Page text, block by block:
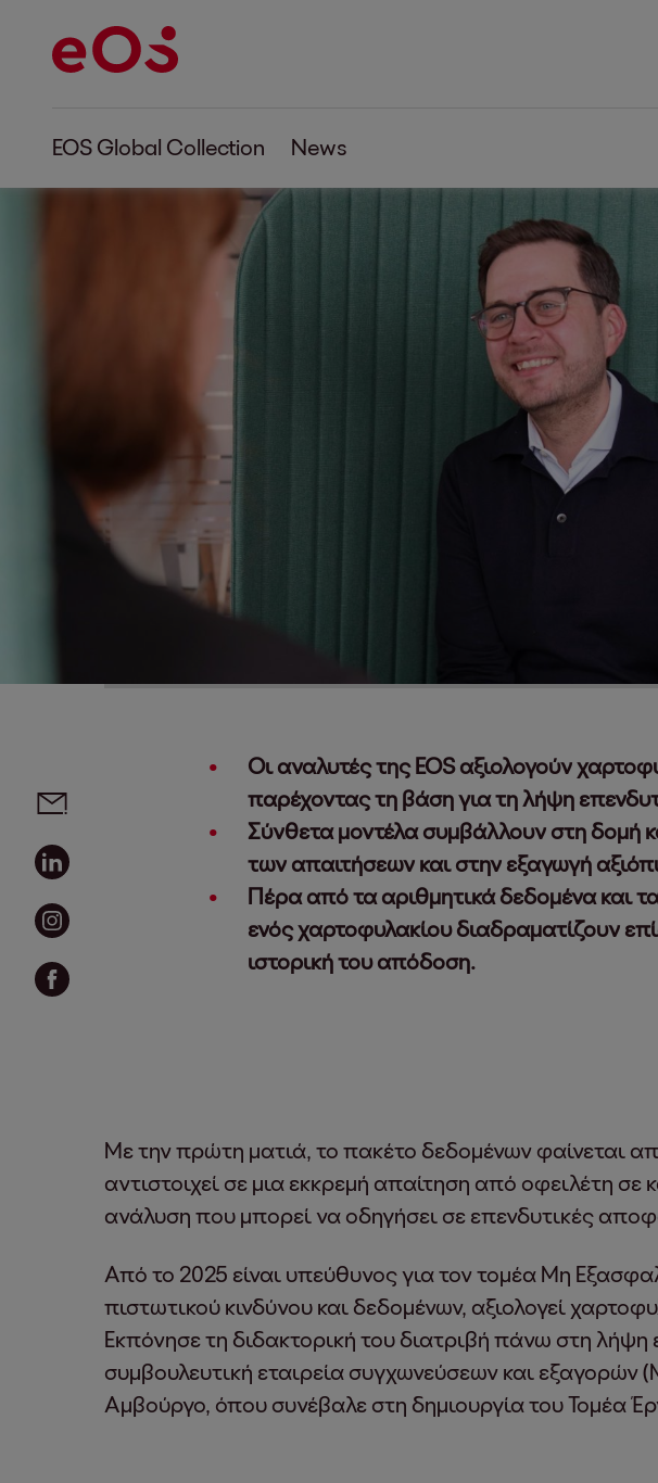
EOS Global Collection News
Οι αναλυτές της EOS αξιολογούν
παρέχοντας τη βάση για τη λήψη
Σύνθετα μοντέλα συμβάλλουν στη δομή
των απαιτήσεων και στην εξαγωγή
Πέρα από τα αριθμητικά δεδομένα και
ενός χαρτοφυλακίου διαδραματίζουν
ιστορική του απόδοση.
Με την πρώτη ματιά, το πακέτο δεδομένων φαίνεται
αντιστοιχεί σε μια εκκρεμή απαίτηση από οφειλέτη
ανάλυση που μπορεί να οδηγήσει σε επενδυτικές
Από το 2025 είναι υπεύθυνος για τον τομέα Μη
πιστωτικού κινδύνου και δεδομένων, αξιολογεί
Εκπόνησε τη διδακτορική του διατριβή πάνω στη
συμβουλευτική εταιρεία συγχωνεύσεων και εξαγορών
Αμβούργο, όπου συνέβαλε στη δημιουργία του Τομέα
Social media links - share article